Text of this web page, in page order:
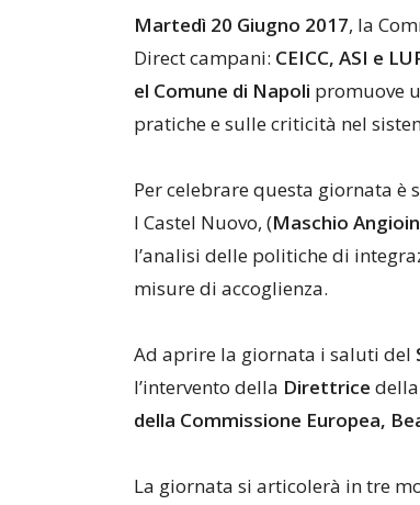
Martedì 20 Giugno 2017, la
Direct campani: CEICC, ASI e
el Comune di Napoli promuove
pratiche e sulle criticità nel
Per celebrare questa giornata è
l Castel Nuovo, (Maschio
l’analisi delle politiche di i
misure di accoglienza.
Ad aprire la giornata i saluti del
l’intervento della Direttrice della
della Commissione Europea,
La giornata si articolerà in tre